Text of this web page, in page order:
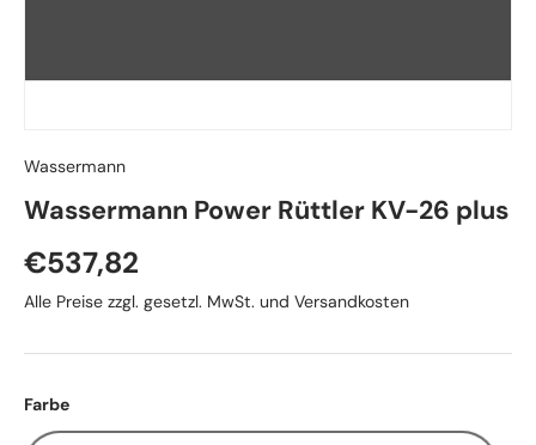
Wassermann
Wassermann Power Rüttler KV-26 plus
Normaler Preis
€537,82
Alle Preise zzgl. gesetzl. MwSt. und Versandkosten
Farbe